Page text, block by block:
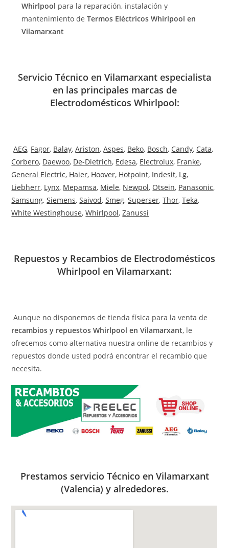
Whirlpool para la reparación, instalación y
mantenimiento deTermos Eléctricos Whirlpool en
Vilamarxant
Servicio Técnico en Vilamarxant especialista
en las principales marcas de
Electrodomésticos Whirlpool:
AEG, Fagor, Balay,Ariston,Aspes, Beko, Bosch, Candy, Cata,
Corbero, Daewoo, De-Dietrich, Edesa, Electrolux, Franke,
General Electric, Haier, Hoover, Hotpoint, Indesit, Lg,
Liebherr, Lynx, Mepamsa, Miele, Newpol, Otsein, Panasonic,
Samsung,Siemens,Saivod,Smeg,Superser,Thor,Teka,
White Westinghouse,Whirlpool,Zanussi
Repuestos y Recambios de Electrodomésticos
Whirlpool en Vilamarxant:
Aunque no disponemos de tienda física para la venta de
recambios y repuestos Whirlpool en Vilamarxant, le
ofrecemos como alternativa nuestra online de recambios y
repuestos donde usted podrá encontrar el recambio que
necesita.
Prestamos servicio Técnico en Vilamarxant
(Valencia) y alrededores.